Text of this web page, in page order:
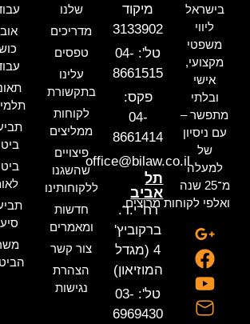
בישראל
ליווי
משפטי
מקצועי,
אישי
ובלתי
מתפשר –
עם ניסיון
של
למעלה
מ־25 שנה
ואלפי לקוחות מרוצים.
שלנו
מדריכים
טפסים
עלינו
בתקשורת
לקוחות
ממליצים
פיצויים
שהשגנו
ללקוחותינו
חדשות
ומאמרים
צור קשר
הצהרת
נגישות
מיקוד
3133902
טל': 04-
8661515
פקס:
04-
8661414
office@bilaw.co.il
תל
אביב
רח' י.ד.
ברקוביץ'
4 (מגדל
המוזיאון)
טל': 03-
6969430